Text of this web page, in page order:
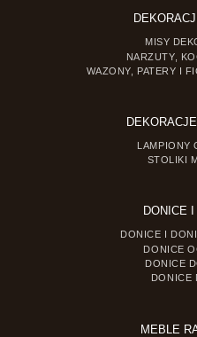
MISY
NARZUTY,
WAZONY, PATERY I
LAMPIONY
STOLIKI
DONICE I
DONICE I
DONICE
DONICE
DONICE
MEBLE